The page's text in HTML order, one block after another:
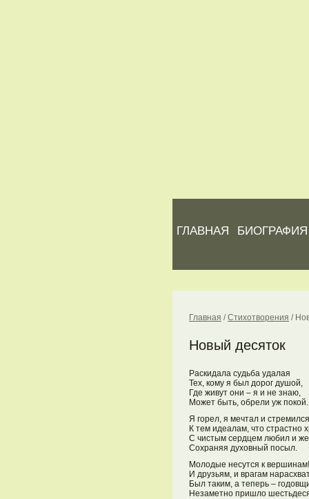
ГЛАВНАЯ БИОГРАФИЯ
Главная /Стихотворения /
Новый десяток
Раскидала судьба удалая
Тех, кому я был дорог душой,
Где живут они – я и не знаю,
Может быть, обрели уж покой.
Я горел, я мечтал и стремился
К тем идеалам, что страстно
С чистым сердцем любил и
Сохраняя духовный посыл.
Молодые несутся к вершинам!
И друзьям, и врагам
Был таким, а теперь –
Незаметно пришло